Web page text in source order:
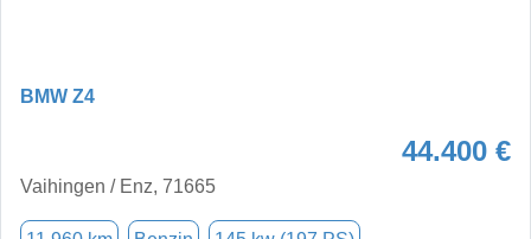
BMW Z4
44.400 €
Vaihingen / Enz, 71665